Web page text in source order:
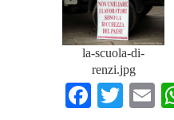
la-scuola-di-
renzi.jpg